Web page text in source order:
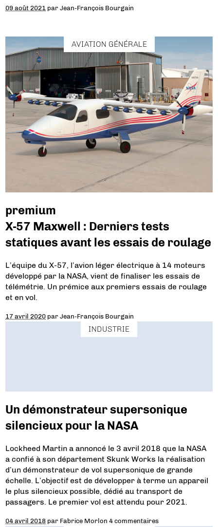
09 août 2021 parJean-François Bourgain
AVIATION GÉNÉRALE
premium
X-57 Maxwell : Derniers tests
statiques avant les essais de roulage
L’équipe du X-57, l’avion léger électrique à 14 moteurs
développé par la NASA, vient de finaliser les essais de
télémétrie. Un prémice aux premiers essais de roulage
et en vol.
17 avril 2020 parJean-François Bourgain
INDUSTRIE
Un démonstrateur supersonique
silencieux pour la NASA
Lockheed Martin a annoncé le 3 avril 2018 que la NASA
a confié à son département Skunk Works la réalisation
d’un démonstrateur de vol supersonique de grande
échelle. L’objectif est de développer à terme un appareil
le plus silencieux possible, dédié au transport de
passagers. Le premier vol est attendu pour 2021.
04 avril 2018 par Fabrice Morlon 4 commentaires